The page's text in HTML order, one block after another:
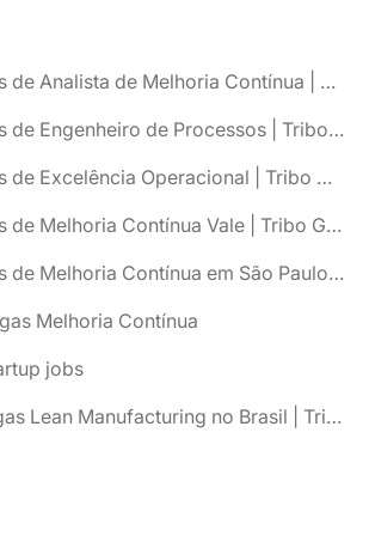
Vagas de Analista de Melhoria Contínua | Tribo Gestão
Vagas de Engenheiro de Processos | Tribo Gestão
Vagas de Excelência Operacional | Tribo Gestão
Vagas de Melhoria Contínua Vale | Tribo Gestão
Vagas de Melhoria Contínua em São Paulo Capital | Tribo Gestão
Melhoria Contínua
jobs
🔍Vagas Lean Manufacturing no Brasil | Tribo Gestão